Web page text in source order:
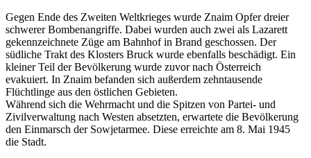
Gegen Ende des Zweiten Weltkrieges wurde Znaim Opfer dreier
schwerer Bombenangriffe. Dabei wurden auch zwei als Lazarett
gekennzeichnete Züge am Bahnhof in Brand geschossen. Der
südliche Trakt des Klosters Bruck wurde ebenfalls beschädigt. Ein
kleiner Teil der Bevölkerung wurde zuvor nach Österreich
evakuiert. In Znaim befanden sich außerdem zehntausende
Flüchtlinge aus den östlichen Gebieten.
Während sich die Wehrmacht und die Spitzen von Partei- und
Zivilverwaltung nach Westen absetzten, erwartete die Bevölkerung
den Einmarsch der Sowjetarmee. Diese erreichte am 8. Mai 1945
die Stadt.